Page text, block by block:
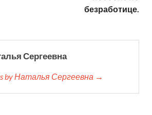
безработице.
Сергеевна
by Наталья Сергеевна →